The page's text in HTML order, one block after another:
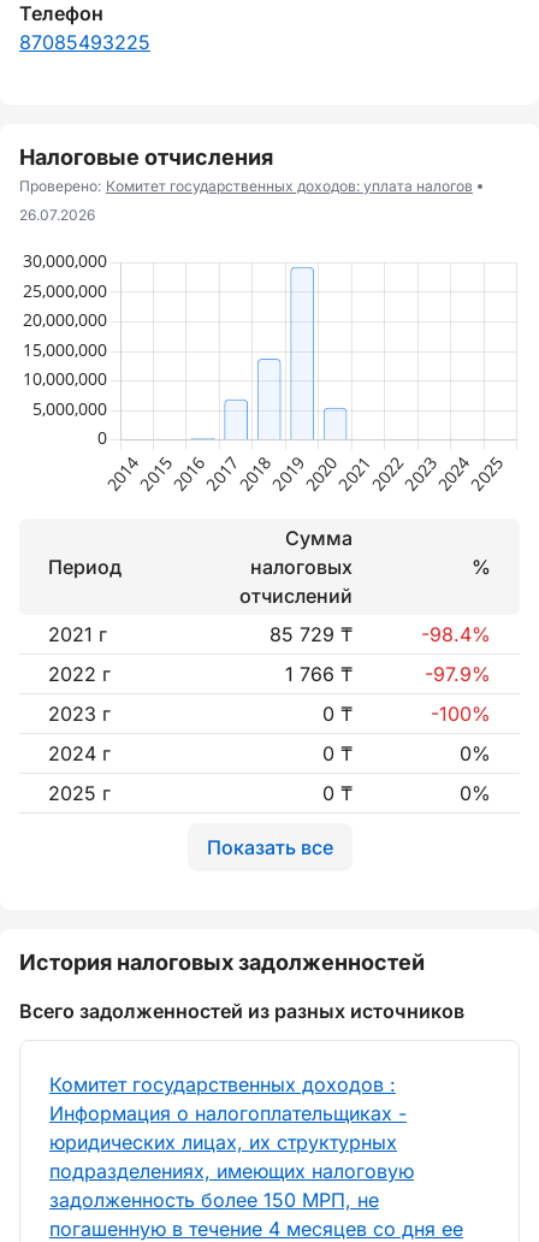
Телефон
87085493225
Налоговые отчисления
Проверено: Комитет государственных доходов: уплата налогов
26.07.2026
Период
Сумма
налоговых
отчислений
%
2021 г 85 729 ₸
-98.4%
2022 г
1 766 ₸
-97.9%
2023 г
0 ₸
-100%
2024 г
0 ₸
0%
2025 г
0 ₸ 0%
Показать все
История налоговых задолженностей
Всего задолженностей из разных источников
Комитет государственных доходов :
Информация о налогоплательщиках -
юридических лицах, их структурных
подразделениях, имеющих налоговую
задолженность более 150 МРП, не
погашенную в течение 4 месяцев со дня ее